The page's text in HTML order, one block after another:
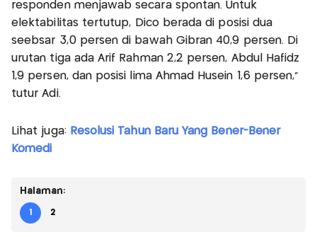
responden menjawab secara spontan. Untuk
elektabilitas tertutup, Dico berada di posisi dua
seebsar 3,0 persen di bawah Gibran 40,9 persen. Di
urutan tiga ada Arif Rahman 2,2 persen, Abdul Hafidz
1,9 persen, dan posisi lima Ahmad Husein 1,6 persen,"
tutur Adi.
Lihat juga: Resolusi Tahun Baru Yang Bener-Bener
Komedi
Halaman:
1 2